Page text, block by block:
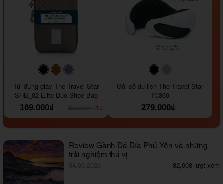
#000000#964B00
Túi đựng giày The Travel Star
SHB_02 Elite Duo Shoe Bag
169.000₫
-15%
#000000
Gối cổ du lịch The Travel Star
TC360
279.000₫
Review Gành Đá Đĩa Phú Yên và những
trải nghiệm thú vị
04.06.2026 82,008 lượt xem